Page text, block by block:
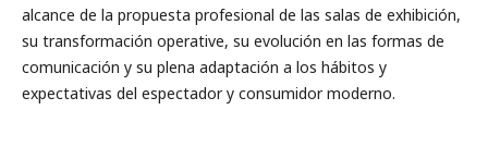
alcance de la propuesta profesional de las salas de exhibición,
su transformación operative, su evolución en las formas de
comunicación y su plena adaptación a los hábitos y
expectativas del espectador y consumidor moderno.